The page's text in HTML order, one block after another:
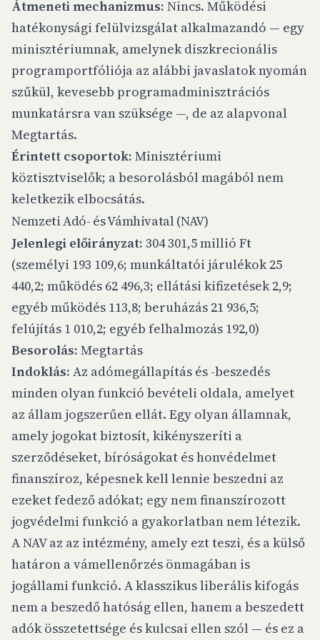
Átmeneti mechanizmus: Nincs. Működési
hatékonysági felülvizsgálat alkalmazandó — egy
minisztériumnak, amelynek diszkrecionális
programportfóliója az alábbi javaslatok nyomán
szűkül, kevesebb programadminisztrációs
munkatársra van szüksége —, de az alapvonal
Megtartás.
Érintett csoportok: Minisztériumi
köztisztviselők; a besorolásból magából nem
keletkezik elbocsátás.
Nemzeti Adó- és Vámhivatal (NAV)
Jelenlegi előirányzat: 304 301,5 millió Ft
(személyi 193 109,6; munkáltatói járulékok 25
440,2; működés 62 496,3; ellátási kifizetések 2,9;
egyéb működés 113,8; beruházás 21 936,5;
felújítás 1 010,2; egyéb felhalmozás 192,0)
Besorolás: Megtartás
Indoklás: Az adómegállapítás és -beszedés
minden olyan funkció bevételi oldala, amelyet
az állam jogszerűen ellát. Egy olyan államnak,
amely jogokat biztosít, kikényszeríti a
szerződéseket, bíróságokat és honvédelmet
finanszíroz, képesnek kell lennie beszedni az
ezeket fedező adókat; egy nem finanszírozott
jogvédelmi funkció a gyakorlatban nem létezik.
A NAV az az intézmény, amely ezt teszi, és a külső
határon a vámellenőrzés önmagában is
jogállami funkció. A klasszikus liberális kifogás
nem a beszedő hatóság ellen, hanem a beszedett
adók összetettsége és kulcsai ellen szól — és ez a